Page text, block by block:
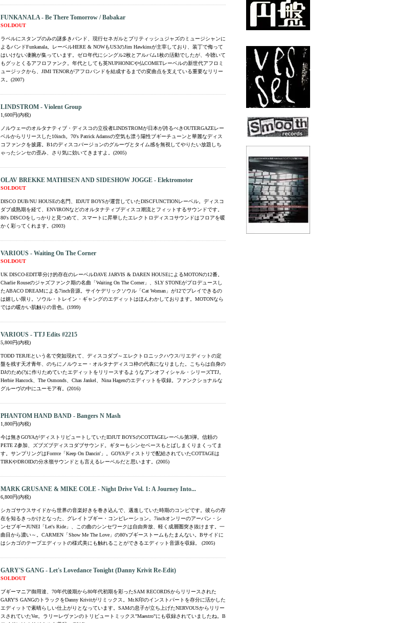
FUNKANALA - Be There Tomorrow / Babakar
SOLDOUT
ラベルにスタンプのみの謎多きバンド、現行セネガルとブリティッシュジャズのミュージシャンに
よるバンドFunkanala。レーベルHERE & NOWもUS3のJim Hawkinsが主宰しており、装丁で侮って
はいけない凄腕が集っています。ゼロ年代にシングル2枚とアルバム1枚の活動でしたが、今聴いて
もグッとくるアフロファンク。年代としても英NUPHONICや仏COMETレーベルの新世代アフロミ
ュージックから、JIMI TENORがアフロバンドを結成するまでの変曲点を支えている重要なリリー
ス。(2007)
LINDSTROM - Violent Group
1,600円(内税)
ノルウェーのオルタナティブ・ディスコの立役者LINDSTROMが日本が誇るべきOUTERGAZEレー
ベルからリリースした10inch。70's Patrick Adamsの空気も漂う陽性ブギーチューンと華麗なディス
コファンクを披露。B1のディスコバージョンのグルーヴとタイム感を無視してやりたい放題しち
ゃったシンセの歪み、さり気に効いてきますよ。(2005)
OLAV BREKKE MATHISEN AND SIDESHOW JOGGE - Elektromotor
SOLDOUT
DISCO DUB/NU HOUSEの名門、IDJUT BOYSが運営していたDISCFUNCTIONレーベル。ディスコ
ダブ成熟期を経て、ENVIRONなどのオルタナティブディスコ潮流とフィットするサウンドです。
80's DISCOをしっかりと見つめて、スマートに昇華したエレクトロディスコサウンドはフロアを暖
かく彩ってくれます。(2003)
VARIOUS - Waiting On The Corner
SOLDOUT
UK DISCO-EDIT草分け的存在のレーベルDAVE JARVIS & DAREN HOUSEによるMOTONの12番。
Charlie Rouseのジャズファンク期の名曲「Waiting On The Corner」、SLY STONEがプロデュースし
たABACO DREAMによる7inch音源。サイケデリックソウル「Cat Woman」が12でプレイできるの
は嬉しい限り。ソウル・トレイン・ギャングのエディットはほんわかしております。MOTONなら
ではの暖かい肌触りの音色。(1999)
VARIOUS - TTJ Edits #2215
5,800円(内税)
TODD TERJEという名で突如現れて、ディスコダブ～エレクトロニックハウス/リエディットの定
盤を残す天才青年、のちにノルウェー・オルタナディスコ枠の代表になりました。こちらは自身の
DJのため(?)に作りためていたエディットをリリースするようなアンオフィシャル・シリーズTTJ。
Herbie Hancock、The Osmonds、Chas Jankel、Nina Hagenのエディットを収録。ファンクショナルな
グルーヴの中にユーモア有。(2016)
PHANTOM HAND BAND - Bangers N Mash
1,800円(内税)
今は無きGOYAがディストリビュートしていたIDJUT BOYSのCOTTAGEレーベル第3弾。信頼の
PETE Z参加、ズブズブディスコダブサウンド。ギターもシンセベースもとばしまくりまくってま
す。サンプリングはForrrce「Keep On Dancin'」。GOYAディストリで配給されていたCOTTAGEは
TIRKやDROIDの分水嶺サウンドとも言えるレーベルだと思います。(2005)
MARK GRUSANE & MIKE COLE - Night Drive Vol. 1: A Journey Into...
6,800円(内税)
シカゴサウスサイドから世界の音楽好きを巻き込んで、邁進していた時期のコンピです。彼らの存
在を知るきっかけとなった、グレイトブギー・コンピレーション。7inchオンリーのアーバン・シ
ンセブギーJUNEI「Let's Ride」、この曲のシンセワークは自由奔放、軽く成層圏突き抜けます。一
曲目から濃い～。CARMEN「Show Me The Love」の80'sブギーストームもたまんない。Bサイドに
はシカゴのテープエディットの様式美にも触れることができるエディット音源を収録。 (2005)
GARY'S GANG - Let's Lovedance Tonight (Danny Krivit Re-Edit)
SOLDOUT
ブギーマニア御用達、70年代後期から80年代初期を彩ったSAM RECORDSからリリースされた
GARY'S GANGのトラックをDanny Krivitがリミックス。Mr.K印のインストパートを存分に活かした
エディットで素晴らしい仕上がりとなっています。SAMの息子が立ち上げたNERVOUSからリリー
スされていたVer。ラリーレヴァンのトリビュートミックス"Maestro"にも収録されていましたね。B